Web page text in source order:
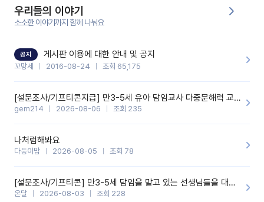
을 많이 하는데,꼬망봇 덕분에 고민하는 시간을 줄이고 학부모님을
안심시킬 수 있었습니다.이 부분은 꼬망봇이 추가로 알려준 응대 tip
입니다.학부모님께 전화를 드리기 전에, 내용을 숙지하여 좀 더 전문
성 있는 교사가 되어 대화를 나눌 수 있었습니다.꼬망세 AI학부모 응
기능을 개발해 주셔서 감사합니다.
우리들의 이야기
소소한 이야기까지 함께 나눠요
공지 게시판 이용에 대한 안내 및 공지
꼬망세 2016-08-24 조회 65,175
[설문조사/기프티콘지급] 만3-5세 유아 담임교사 다중문해력 교육 증진을 위한 설문조사
gem214 2026-08-06 조회 235
나처럼해봐요
다둥이맘 2026-08-05 조회 78
[설문조사/기프티콘] 만3-5세 담임을 맡고 있는 선생님들을 대상으로 설문조사를 합니다!
온달 2026-08-03 조회 228